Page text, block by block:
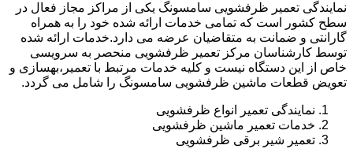
نمایندگی تعمیر ظرفشویی سامسونگ یکی از مراکز مجاز فعال در
سطح کشور است که تمامی خدمات ارائه شده خود را به همراه
گارانتی و ضمانت به متقاضیان عرضه می دارد.خدمات ارائه شده
توسط کارشناسان مرکز تعمیر ظرفشویی منحصر به سرویسی
خاص از این دستگاه نیست و کلیه خدمات مرتبط با تعمیر،بهسازی و
تعویض قطعات ماشین ظرفشویی سامسونگ را شامل می گردد.
نمایندگی تعمیر انواع ظرفشویی
خدمات تعمیر ماشین ظرفشویی
تعمیر شیر برقی ظرفشویی